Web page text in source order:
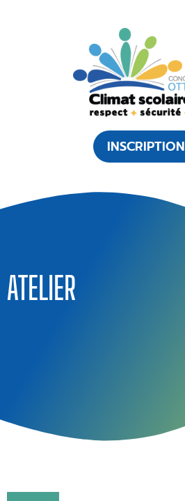
INSCRIPTION
ATELIER